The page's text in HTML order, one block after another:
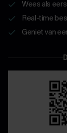
Wees als
Real-time
Geniet van